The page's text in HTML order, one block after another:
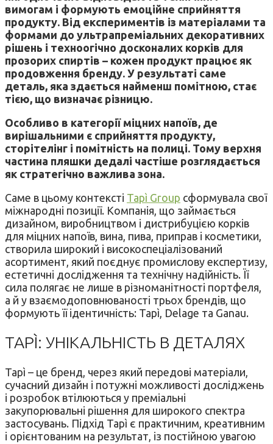
вимогам і формують емоційне сприйняття
продукту. Від експериментів із матеріалами та
формами до ультрапреміальних декоративних
рішень і техноогічно досконалих корків для
прозорих спиртів – кожен продукт працює як
продовження бренду. У результаті саме
деталь, яка здається найменш помітною, стає
тією, що визначає різницю.
Особливо в категорії міцних напоїв, де
вирішальними є сприйняття продукту,
сторітелінг і помітність на полиці. Тому верхня
частина пляшки дедалі частіше розглядається
як стратегічно важлива зона.
Саме в цьому контексті Tapì Group сформувала свої
міжнародні позиції. Компанія, що займається
дизайном, виробництвом і дистрибуцією корків
для міцних напоїв, вина, пива, приправ і косметики,
створила широкий і високоспеціалізований
асортимент, який поєднує промислову експертизу,
естетичні дослідження та технічну надійність. Її
сила полягає не лише в різноманітності портфеля,
а й у взаємодоповнюваності трьох брендів, що
формують її ідентичність: Tapì, Delage та Ganau.
TAPÌ: УНІКАЛЬНІСТЬ В ДЕТАЛЯХ
Tapì – це бренд, через який передові матеріали,
сучасний дизайн і потужні можливості досліджень
і розробок втілюються у преміальні
закупорювальні рішення для широкого спектра
застосувань. Підхід Tapì є практичним, креативним
і орієнтованим на результат, із постійною увагою